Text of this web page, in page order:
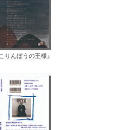
りんぼうの王様』